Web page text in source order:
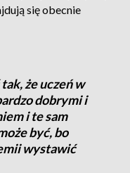
się obecnie
że uczeń w
dobrymi i
i te sam
być, bo
wystawić